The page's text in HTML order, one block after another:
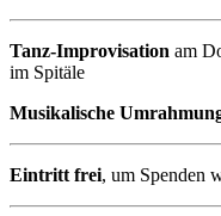
Tanz-Improvisation am
im Spitäle
Musikalische
Eintritt frei, um Spenden